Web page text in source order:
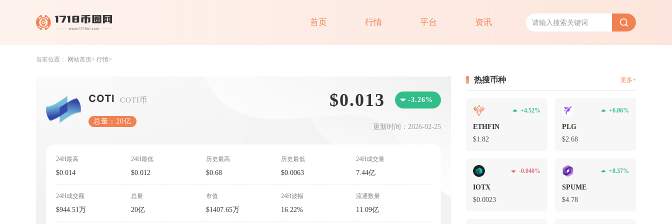
首页 行情 平台 资讯
当前位置： 网站首页 行情
COTI COTI币
总量：20亿
$0.013 -3.26%
更新时间：2026-02-25
24H最高
$0.014
24H最低
$0.012
历史最高
$0.68
历史最低
$0.0063
24H成交量
7.44亿
24H成交额
$944.51万
总量
20亿
市值
$1407.65万
24H波幅
16.22%
流通数量
11.09亿
热搜币种 更多+
+4.52%
ETHFIN
$1.82
+6.06%
PLG
$2.68
-0.040%
IOTX
$0.0023
+8.37%
SPUME
$4.78